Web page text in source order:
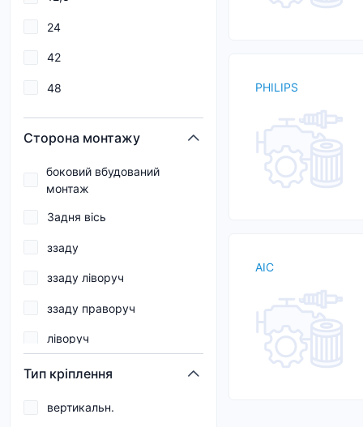
100
100/80
100/90
11
12
24
42
48
85
Сторона монтажу
боковий вбудований
монтаж
Задня вісь
ззаду
ззаду ліворуч
ззаду праворуч
ліворуч
По центру
Тип кріплення
вертикальн.
PHILIPS
AIC